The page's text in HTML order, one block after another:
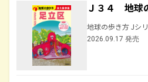
Ｊ３４ 地球
地球の歩き方 Jシリ
2026.09.17 発売